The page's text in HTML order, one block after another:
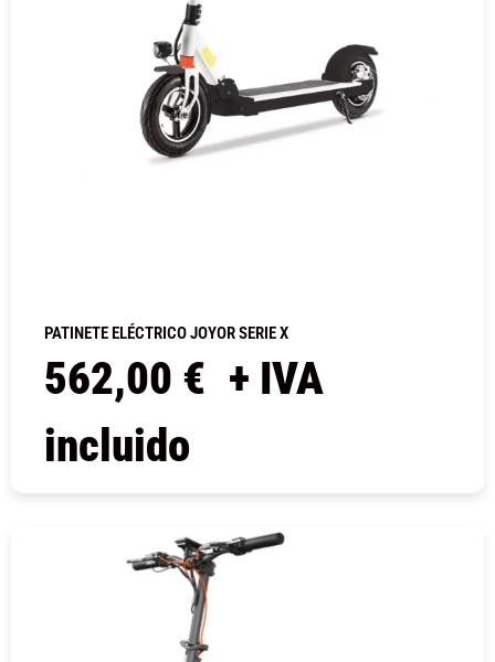
PATINETE ELÉCTRICO JOYOR SERIE X
562,00 € + IVA
incluido